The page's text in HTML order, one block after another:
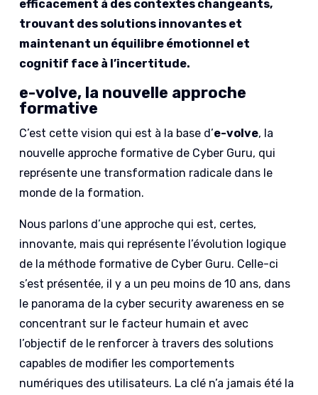
efficacement à des contextes changeants,
trouvant des solutions innovantes et
maintenant un équilibre émotionnel et
cognitif face à l’incertitude.
e-volve, la nouvelle approche
formative
C’est cette vision qui est à la base d’e-volve, la
nouvelle approche formative de Cyber Guru, qui
représente une transformation radicale dans le
monde de la formation.
Nous parlons d’une approche qui est, certes,
innovante, mais qui représente l’évolution logique
de la méthode formative de Cyber Guru. Celle-ci
s’est présentée, il y a un peu moins de 10 ans, dans
le panorama de la cyber security awareness en se
concentrant sur le facteur humain et avec
l’objectif de le renforcer à travers des solutions
capables de modifier les comportements
numériques des utilisateurs. La clé n’a jamais été la